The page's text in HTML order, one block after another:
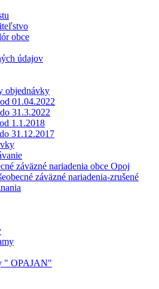
obce
údajov
objednávky
01.04.2022
31.3.2022
1.1.2018
31.12.2017
záväzné nariadenia obce Opoj
záväzné nariadenia-zrušené
" OPAJAN"